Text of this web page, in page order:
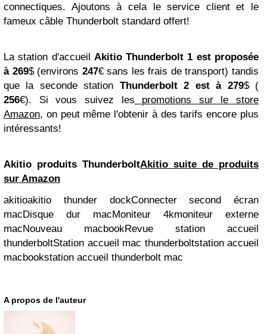
connectiques. Ajoutons à cela le service client et le
fameux câble Thunderbolt standard offert!
La station d'accueil Akitio Thunderbolt 1 est proposée
à 269$ (environs 247€ sans les frais de transport) tandis
que la seconde station Thunderbolt 2 est à 279$ (
256€). Si vous suivez les promotions sur le store
Amazon, on peut même l'obtenir à des tarifs encore plus
intéressants!
Akitio produits ThunderboltAkitio suite de produits
sur Amazon
akitioakitio thunder dockConnecter second écran
macDisque dur macMoniteur 4kmoniteur externe
macNouveau macbookRevue station accueil
thunderboltStation accueil mac thunderboltstation accueil
macbookstation accueil thunderbolt mac
A propos de l'auteur